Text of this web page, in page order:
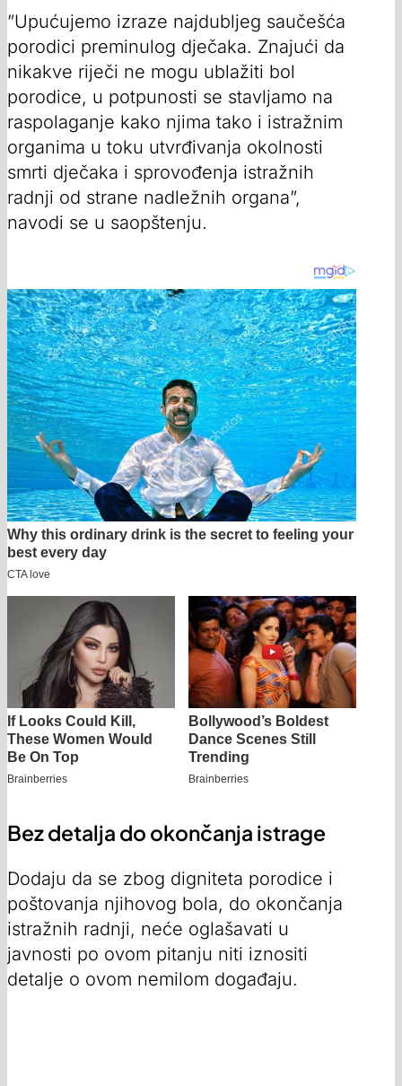
”Upućujemo izraze najdubljeg saučešća
porodici preminulog dječaka. Znajući da
nikakve riječi ne mogu ublažiti bol
porodice, u potpunosti se stavljamo na
raspolaganje kako njima tako i istražnim
organima u toku utvrđivanja okolnosti
smrti dječaka i sprovođenja istražnih
radnji od strane nadležnih organa”,
navodi se u saopštenju.
Bez detalja do okončanja istrage
Dodaju da se zbog digniteta porodice i
poštovanja njihovog bola, do okončanja
istražnih radnji, neće oglašavati u
javnosti po ovom pitanju niti iznositi
detalje o ovom nemilom događaju.